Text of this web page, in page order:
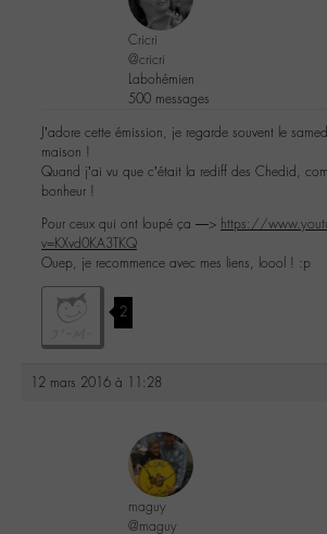
Cricri
@cricri
Labohémien
500 messages
J’adore cette émission, je regarde souvent le
maison !
Quand j’ai vu que c’était la rediff des Chedid,
bonheur !
Pour ceux qui ont loupé ça —> https://
v=KXvd0KA3TKQ
Ouep, je recommence avec mes liens, loool ! :p
2
12 mars 2016 à 11:28
maguy
@maguy